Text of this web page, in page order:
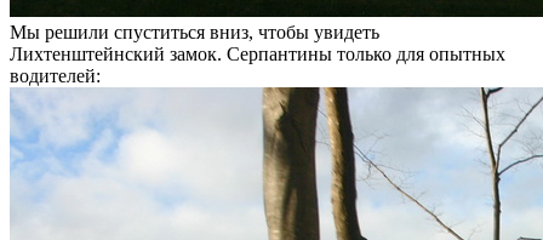
Мы решили спуститься вниз, чтобы увидеть
Лихтенштейнский замок. Серпантины только для опытных
водителей: